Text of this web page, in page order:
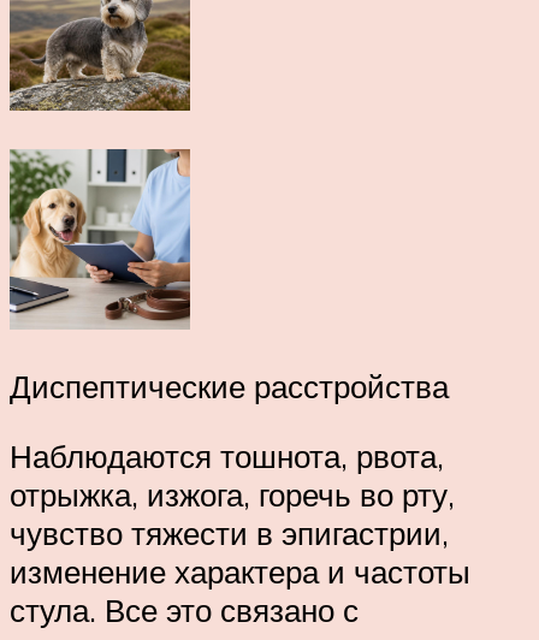
Диспептические расстройства
Наблюдаются тошнота, рвота,
отрыжка, изжога, горечь во рту,
чувство тяжести в эпигастрии,
изменение характера и частоты
стула. Все это связано с